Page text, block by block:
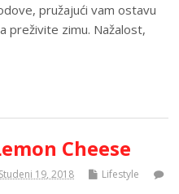
pružajući vam ostavu
preživite zimu. Nažalost,
Cheese
Studeni 19, 2018
Lifestyle